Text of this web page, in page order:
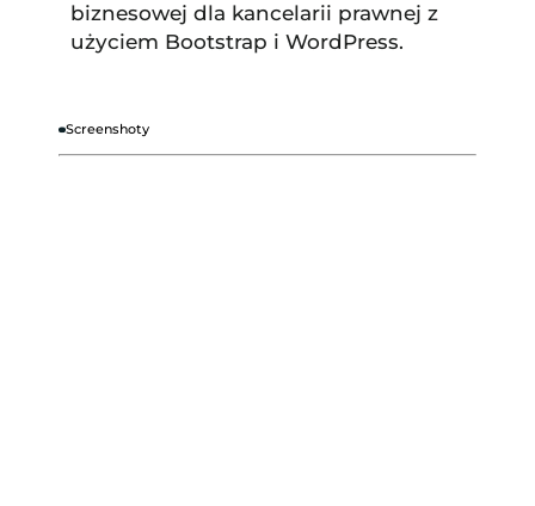
biznesowej dla kancelarii prawnej z
użyciem Bootstrap i WordPress.
Screenshoty